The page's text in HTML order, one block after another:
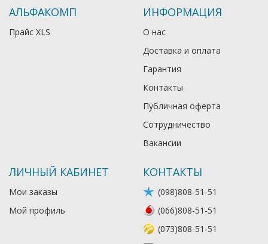
АЛЬФАКОМП
Прайс XLS
ИНФОРМАЦИЯ
О нас
Доставка и оплата
Гарантия
Контакты
Публичная оферта
Сотрудничество
Вакансии
ЛИЧНЫЙ КАБИНЕТ
Мои заказы
Мой профиль
КОНТАКТЫ
(098)808-51-51
(066)808-51-51
(073)808-51-51